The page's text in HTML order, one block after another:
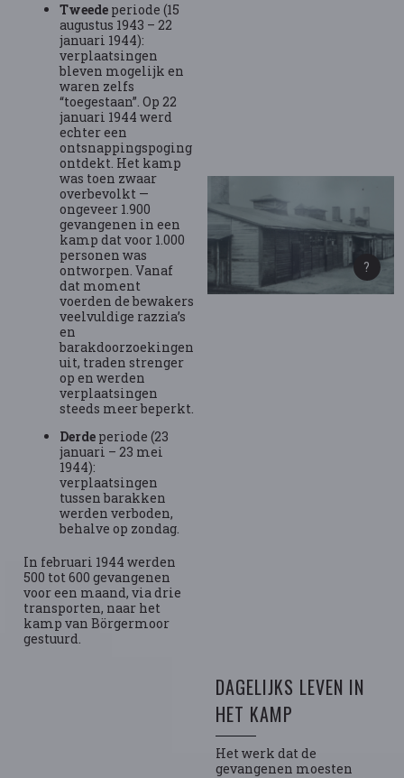
Tweede periode (15
augustus 1943 – 22
januari 1944):
verplaatsingen
bleven mogelijk en
waren zelfs
“toegestaan”. Op 22
januari 1944 werd
echter een
ontsnappingspoging
ontdekt. Het kamp
was toen zwaar
overbevolkt —
ongeveer 1.900
gevangenen in een
kamp dat voor 1.000
personen was
ontworpen. Vanaf
dat moment
voerden de bewakers
veelvuldige razzia’s
en
barakdoorzoekingen
uit, traden strenger
op en werden
verplaatsingen
steeds meer beperkt.
Derde periode (23
januari – 23 mei
1944):
verplaatsingen
tussen barakken
werden verboden,
behalve op zondag.
In februari 1944 werden
500 tot 600 gevangenen
voor een maand, via drie
transporten, naar het
kamp van Börgermoor
gestuurd.
DAGELIJKS LEVEN IN
HET KAMP
Het werk dat de
gevangenen moesten